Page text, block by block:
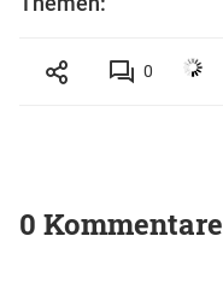
0
0 Kommentare